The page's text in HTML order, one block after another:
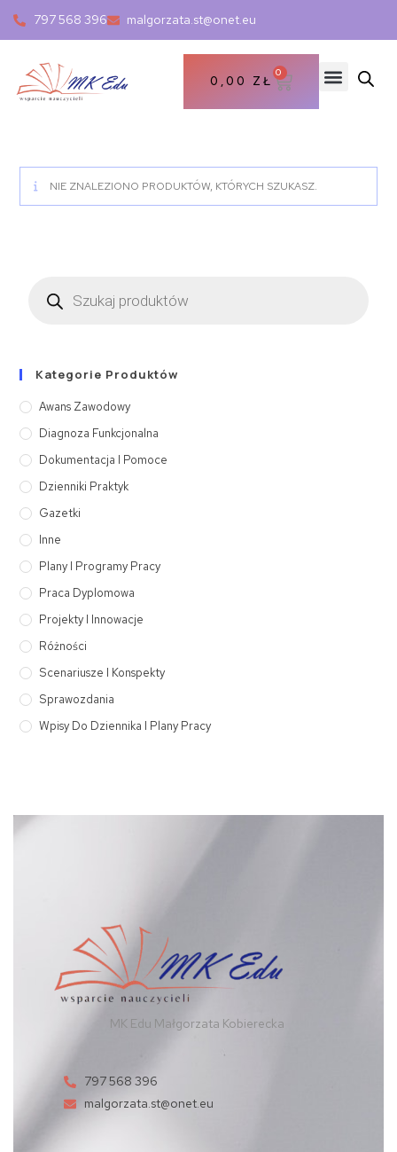
797 568 396 malgorzata.st@onet.eu
0,00 ZŁ
0
NIE ZNALEZIONO PRODUKTÓW, KTÓRYCH SZUKASZ.
Kategorie Produktów
Awans Zawodowy
Diagnoza Funkcjonalna
Dokumentacja I Pomoce
Dzienniki Praktyk
Gazetki
Inne
Plany I Programy Pracy
Praca Dyplomowa
Projekty I Innowacje
Różności
Scenariusze I Konspekty
Sprawozdania
Wpisy Do Dziennika I Plany Pracy
MK Edu Małgorzata Kobierecka
797 568 396
malgorzata.st@onet.eu